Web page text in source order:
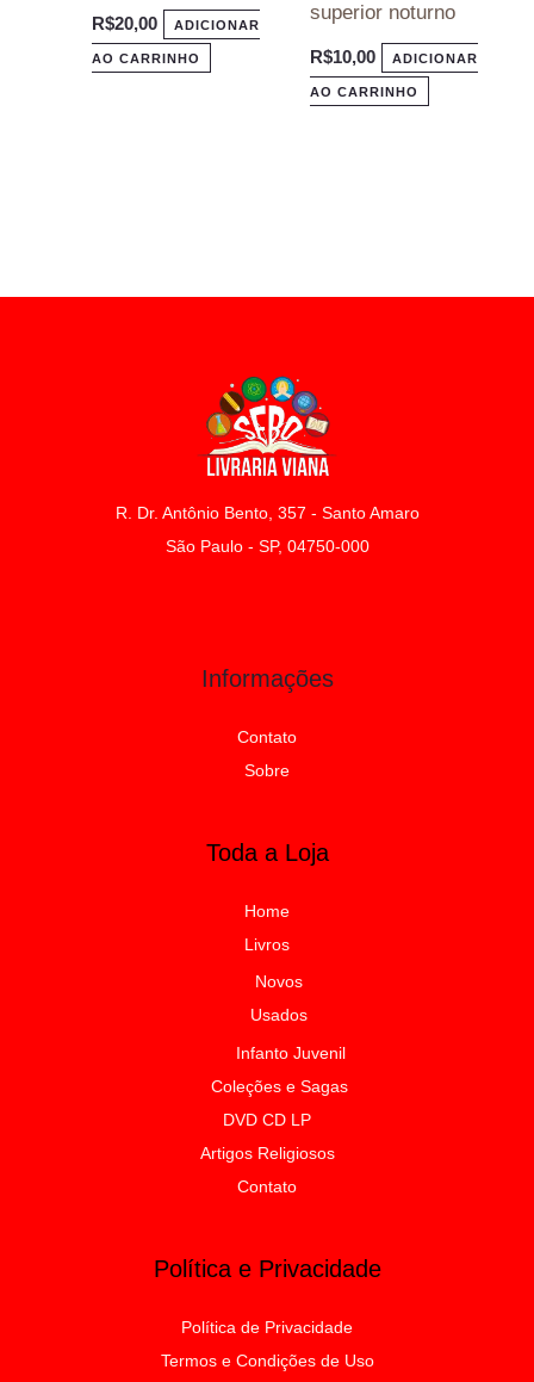
R$20,00 ADICIONAR
AO CARRINHO
superior noturno
R$10,00 ADICIONAR
AO CARRINHO
R. Dr. Antônio Bento, 357 - Santo Amaro
São Paulo - SP, 04750-000
Informações
Contato
Sobre
Toda a Loja
Home
Livros
Novos
Usados
Infanto Juvenil
Coleções e Sagas
DVD CD LP
Artigos Religiosos
Contato
Política e Privacidade
Política de Privacidade
Termos e Condições de Uso